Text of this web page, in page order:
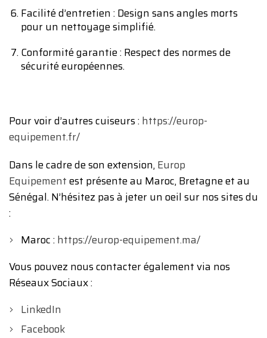
Facilité d’entretien : Design sans angles morts
pour un nettoyage simplifié.
Conformité garantie : Respect des normes de
sécurité européennes.
Pour voir d’autres cuiseurs :https://europ-
equipement.fr/
Dans le cadre de son extension,Europ
Equipementest présente au Maroc, Bretagne et au
Sénégal. N’hésitez pas à jeter un oeil sur nos sites du
:
Maroc :https://europ-equipement.ma/
Vous pouvez nous contacter également via nos
Réseaux Sociaux :
LinkedIn
Facebook